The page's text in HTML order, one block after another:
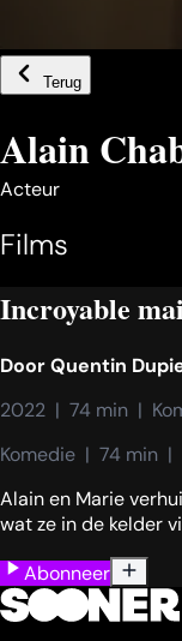
Terug
Alain
Acteur
Films
Incroyable
DoorQuentin
2022  |  74 min  |
Komedie  |  74 min  |
Alain en Marie
wat ze in de kelder
Abonneer